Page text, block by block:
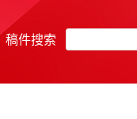
稿件搜索